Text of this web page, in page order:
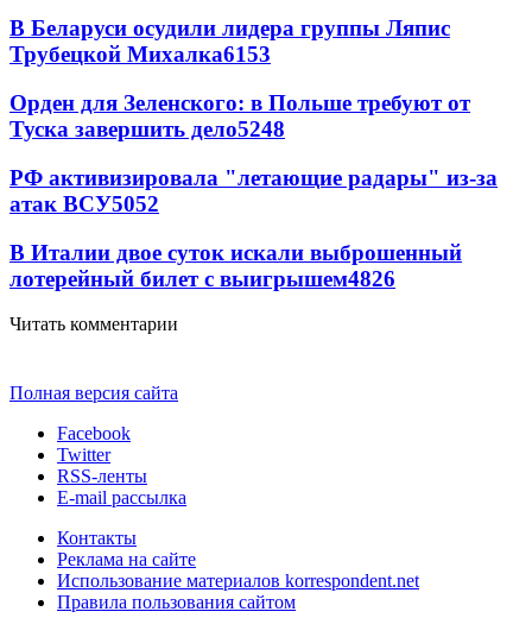
В Беларуси осудили лидера группы Ляпис
Трубецкой Михалка6153
Орден для Зеленского: в Польше требуют от
Туска завершить дело5248
РФ активизировала "летающие радары" из-за
атак ВСУ5052
В Италии двое суток искали выброшенный
лотерейный билет с выигрышем4826
Читать комментарии
Полная версия сайта
Facebook
Twitter
RSS-ленты
E-mail рассылка
Контакты
Реклама на сайте
Использование материалов korrespondent.net
Правила пользования сайтом